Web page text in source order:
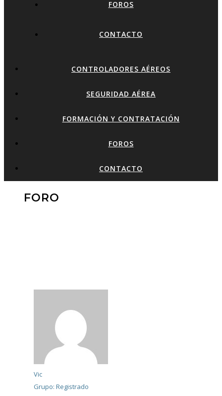
FOROS
CONTACTO
CONTROLADORES AÉREOS
SEGURIDAD AÉREA
FORMACIÓN Y CONTRATACIÓN
FOROS
CONTACTO
FORO
Vic
Grupo: Registrado